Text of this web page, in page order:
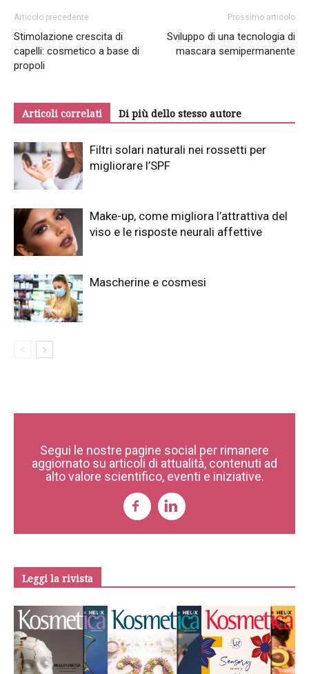
Articolo precedente
Stimolazione crescita di
capelli: cosmetico a base di
propoli
Prossimo articolo
Sviluppo di una tecnologia di
mascara semipermanente
Articoli correlati Di più dello stesso autore
Filtri solari naturali nei rossetti per
migliorare l’SPF
Make-up, come migliora l’attrattiva del
viso e le risposte neurali affettive
Mascherine e cosmesi
Segui le nostre pagine social per rimanere
aggiornato su articoli di attualità, contenuti ad
alto valore scientifico, eventi e iniziative.
Leggi la rivista